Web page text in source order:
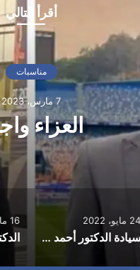
أقرأ التالي
مناسبات
7 مارس، 2023
العزاء
24 مايو، 2022
سيادة الدكتور أحمد محيى حمزة عميد الكلية والسادة الوكلاء والسادة أعضاء هيئة التدريس والطلبة بلقيس حلمي محمود بتقديم أصدق التهاني والمباركات لي رئيس جامعه الفنون الجميلة بالأقصر
16 مايو، 2022